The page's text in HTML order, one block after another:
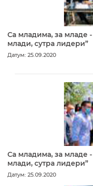
Са младима, за младе
млади, сутра лидери”
Датум: 25.09.2020
Са младима, за младе
млади, сутра лидери”
Датум: 25.09.2020